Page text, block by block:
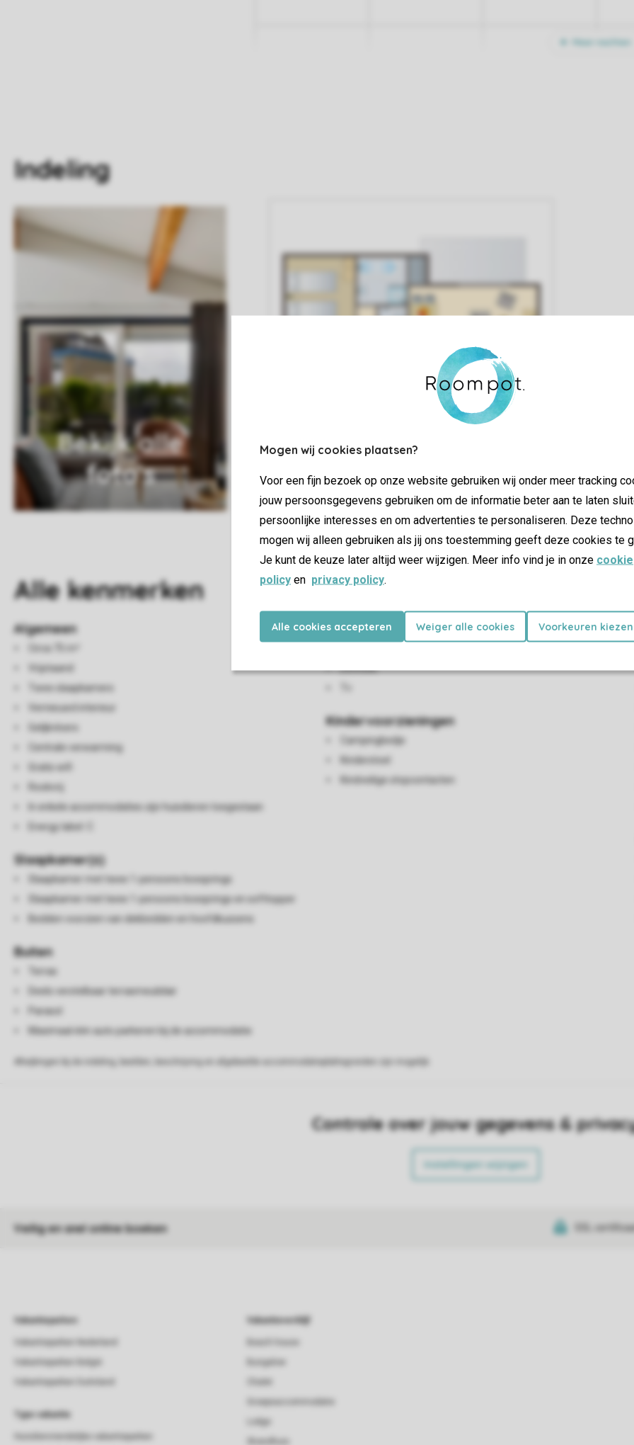
Mogen wij cookies plaatsen?
Voor een fijn bezoek op onze website gebruiken wij onder meer tracking
jouw persoonsgegevens gebruiken om de informatie beter aan te laten
persoonlijke interesses en om advertenties te personaliseren. Deze
mogen wij alleen gebruiken als jij ons toestemming geeft deze cookies te
Je kunt de keuze later altijd weer wijzigen. Meer info vind je in onze cookie
policy en privacy policy.
Alle cookies accepteren Weiger alle cookies Voorkeuren kiezen
Indeling
Bekijk alle
foto's
Allekenmerken
Algemeen
Circa 75 m²
Vrijstaand
Twee slaapkamers
Vernieuwd interieur
Gelijkvloers
Centrale verwarming
Gratis wifi
Rookvrij
In enkele accommodaties zijn huisdieren toegestaan
Energy label: C
Slaapkamer(s)
Slaapkamer met twee 1-persoons boxsprings
Slaapkamer met twee 1-persoons boxsprings en softtopper
Bedden voorzien van dekbedden en hoofdkussens
Buiten
Terras
Deels verstelbaar terrasmeubilair
Parasol
Maximaal één auto parkeren bij de accommodatie
Woon-/eetkamer
Eethoek
Kindervoorzieningen
Campingbedje
Kinderstoel
Kindveilige stopcontacten
Controle over jouw gegevens &
Instellingen wijzigen
Veilig en snel online boeken SSL certificaat
Vakantieparken
Type vakantie
Vakantieverblijf